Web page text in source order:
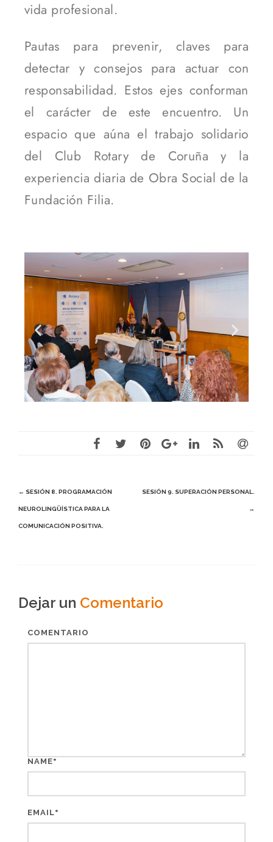
vida profesional.
Pautas para prevenir, claves para
detectar y consejos para actuar con
responsabilidad. Estos ejes conforman
el carácter de este encuentro. Un
espacio que aúna el trabajo solidario
del Club Rotary de Coruña y la
experiencia diaria de Obra Social de la
Fundación Filia.
Post
navigation
← SESIÓN 8. PROGRAMACIÓN
NEUROLINGÜÍSTICA PARA LA
COMUNICACIÓN POSITIVA.
SESIÓN 9. SUPERACIÓN PERSONAL.
→
Dejar un Comentario
COMENTARIO
NAME*
EMAIL*